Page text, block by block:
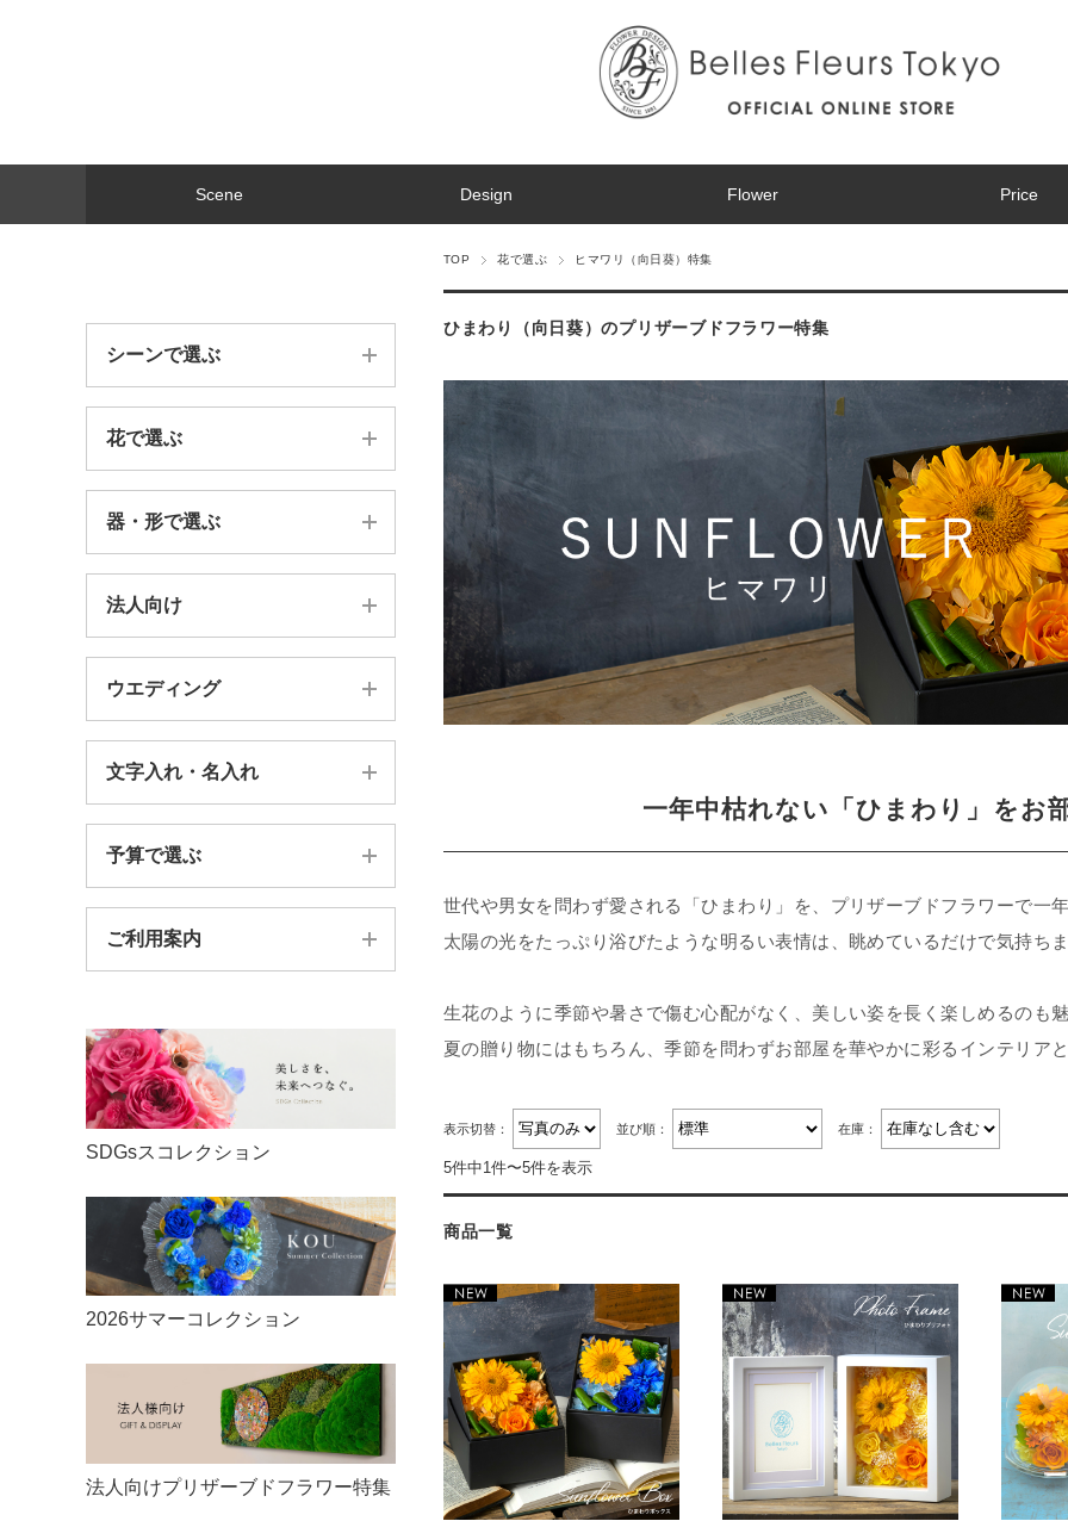
Scene Design Flower Price
TOP 花で選ぶ ヒマワリ（向日葵）特集
ひまわり（向日葵）のプリザーブドフラワー特集
一年中枯れない「ひまわり」をお
世代や男女を問わず愛される「ひまわり」を、プリザーブドフラワーで一
太陽の光をたっぷり浴びたような明るい表情は、眺めているだけで気持ち
生花のように季節や暑さで傷む心配がなく、美しい姿を長く楽しめるのも
夏の贈り物にはもちろん、季節を問わずお部屋を華やかに彩るインテリア
表示切替： 並び順： 在庫：
5件中1件〜5件を表示
商品一覧
シーンで選ぶ
誕生日祝い
新築祝い・引っ越し祝い
結婚祝い・内祝い
お供え・仏花・お悔やみ
送別会ギフト
出産祝い・内祝い
花で選ぶ
苔（moss）
胡蝶蘭
ガーベラ
プルメリア
器・形で選ぶ
器付きアレンジメント
フォトフレーム
ガラスドーム
ガラスの器
法人向け
法人様向け案内TOP
BtoB贈り先別
送別会
ロゴを花で作成
オーダーメイド
ウエディング
総合案内TOP
セミキャスケードブーケ
ラウンドブーケ
リングピロー
ウェルカムボード
引き出物
文字入れ・名入れ
カッティングシート
フォトフレーム台紙
予算で選ぶ
〜4,999円
10,000円〜19,999円
20,000円〜
50,000円〜
100,000円〜
ご利用案内
お問い合わせフォーム
ご利用案内
納期についてのご案内
プリザーブドフラワーとは
ベル・フルールのご紹介
ギフト対応について
FAQ
商品レビュー
SDGsスコレクション
2026サマーコレクション
法人向けプリザーブドフラワー特集